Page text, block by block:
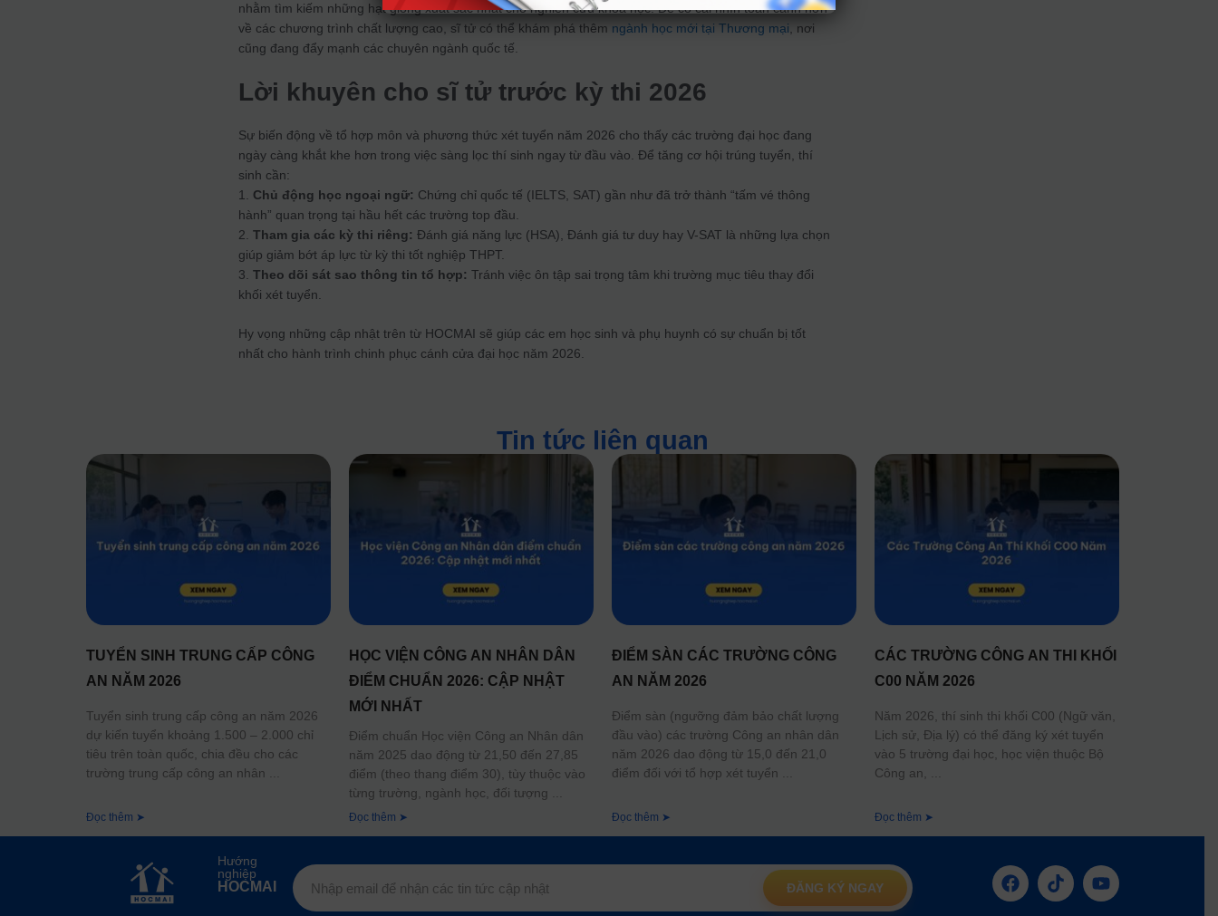
nhằm tìm kiếm những hạt giống xuất sắc nhất cho nghiên cứu khoa học. Để có cái nhìn toàn cảnh hơn
về các chương trình chất lượng cao, sĩ tử có thể khám phá thêm ngành học mới tại Thương mại , nơi
cũng đang đẩy mạnh các chuyên ngành quốc tế.
Lời khuyên cho sĩ tử trước kỳ thi 2026
Sự biến động về tổ hợp môn và phương thức xét tuyển năm 2026 cho thấy các trường đại học đang
ngày càng khắt khe hơn trong việc sàng lọc thí sinh ngay từ đầu vào. Để tăng cơ hội trúng tuyển, thí
sinh cần:
1. Chủ động học ngoại ngữ: Chứng chỉ quốc tế (IELTS, SAT) gần như đã trở thành “tấm vé thông
hành” quan trọng tại hầu hết các trường top đầu.
2.Tham gia các kỳ thi riêng: Đánh giá năng lực (HSA), Đánh giá tư duy hay V-SAT là những lựa chọn
giúp giảm bớt áp lực từ kỳ thi tốt nghiệp THPT.
3.Theo dõi sát sao thông tin tổ hợp: Tránh việc ôn tập sai trọng tâm khi trường mục tiêu thay đổi
khối xét tuyển.
Hy vọng những cập nhật trên từ HOCMAI sẽ giúp các em học sinh và phụ huynh có sự chuẩn bị tốt
nhất cho hành trình chinh phục cánh cửa đại học năm 2026.
Tin tức liên quan
TUYỂN SINH TRUNG CẤP CÔNG
AN NĂM 2026
Tuyển sinh trung cấp công an năm 2026
dự kiến tuyển khoảng 1.500 – 2.000 chỉ
tiêu trên toàn quốc, chia đều cho các
trường trung cấp công an nhân
Đọc thêm ➤
HỌC VIỆN CÔNG AN NHÂN DÂN
ĐIỂM CHUẨN 2026: CẬP NHẬT
MỚI NHẤT
Điểm chuẩn Học viện Công an Nhân dân
năm 2025 dao động từ 21,50 đến 27,85
điểm (theo thang điểm 30), tùy thuộc vào
từng trường, ngành học, đối tượng
Đọc thêm ➤
ĐIỂM SÀN CÁC TRƯỜNG CÔNG
AN NĂM 2026
Điểm sàn (ngưỡng đảm bảo chất lượng
đầu vào) các trường Công an nhân dân
năm 2026 dao động từ 15,0 đến 21,0
điểm đối với tổ hợp xét tuyển
Đọc thêm ➤
CÁC TRƯỜNG CÔNG AN THI KHỐI
C00 NĂM 2026
Năm 2026, thí sinh thi khối C00 (Ngữ văn,
Lịch sử, Địa lý) có thể đăng ký xét tuyển
vào 5 trường đại học, học viện thuộc Bộ
Công an,
Đọc thêm ➤
Hướng
nghiệp
HOCMAI ĐĂNG KÝ NGAY